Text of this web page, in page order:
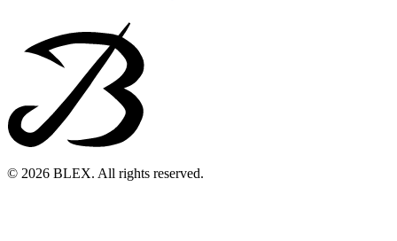
© 2026 BLEX. All rights reserved.